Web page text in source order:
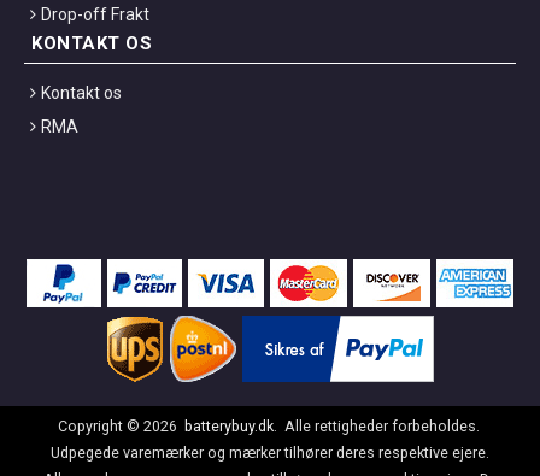
Drop-off Frakt
KONTAKT OS
Kontakt os
RMA
Copyright © 2026 batterybuy.dk. Alle rettigheder forbeholdes.
Udpegede varemærker og mærker tilhører deres respektive ejere.